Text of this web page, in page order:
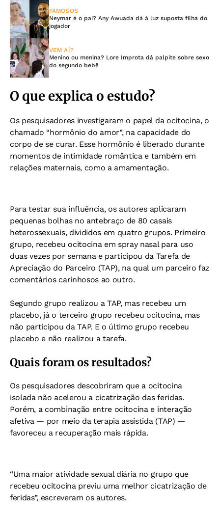
FAMOSOS
Neymar é o pai? Any Awuada dá à luz suposta filha do
jogador
VEM AÍ?
Menino ou menina? Lore Improta dá palpite sobre sexo
do segundo bebê
O que explica o estudo?
Os pesquisadores investigaram o papel da ocitocina, o
chamado “hormônio do amor”, na capacidade do
corpo de se curar. Esse hormônio é liberado durante
momentos de intimidade romântica e também em
relações maternais, como a amamentação.
Para testar sua influência, os autores aplicaram
pequenas bolhas no antebraço de 80 casais
heterossexuais, divididos em quatro grupos. Primeiro
grupo, recebeu ocitocina em spray nasal para uso
duas vezes por semana e participou da Tarefa de
Apreciação do Parceiro (TAP), na qual um parceiro faz
comentários carinhosos ao outro.
Segundo grupo realizou a TAP, mas recebeu um
placebo, já o terceiro grupo recebeu ocitocina, mas
não participou da TAP. E o último grupo recebeu
placebo e não realizou a tarefa.
Quais foram os resultados?
Os pesquisadores descobriram que a ocitocina
isolada não acelerou a cicatrização das feridas.
Porém, a combinação entre ocitocina e interação
afetiva — por meio da terapia assistida (TAP) —
favoreceu a recuperação mais rápida.
“Uma maior atividade sexual diária no grupo que
recebeu ocitocina previu uma melhor cicatrização de
feridas”, escreveram os autores.